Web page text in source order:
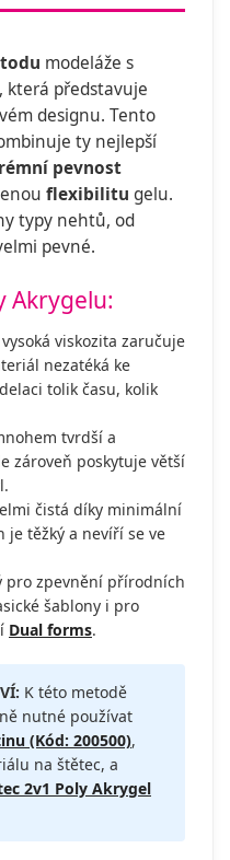
modeláže s
která představuje
designu. Tento
ty nejlepší
pevnost
flexibilitu gelu.
typy nehtů, od
pevné.
Akrygelu:
viskozita zaručuje
nezatéká ke
tolik času, kolik
tvrdší a
zároveň poskytuje větší
čistá díky minimální
je těžký a nevíří se ve
pro zpevnění přírodních
šablony i pro
Dual forms.
K této metodě
nutné používat
(Kód: 200500),
na štětec, a
2v1 Poly Akrygel